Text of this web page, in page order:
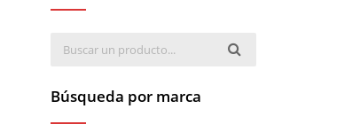
Búsqueda por marca